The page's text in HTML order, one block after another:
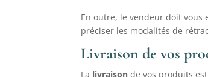
En outre, le vendeur doit
préciser les modalités de
Livraison de vos
La livraison de vos produits